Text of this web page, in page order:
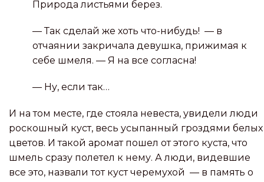
Природа листьями берез.
— Так сделай же хоть что-нибудь! — в
отчаянии закричала девушка, прижимая к
себе шмеля. — Я на все согласна!
— Ну, если так…
И на том месте, где стояла невеста, увидели люди
роскошный куст, весь усыпанный гроздями белых
цветов. И такой аромат пошел от этого куста, что
шмель сразу полетел к нему. А люди, видевшие
все это, назвали тот куст черемухой — в память о